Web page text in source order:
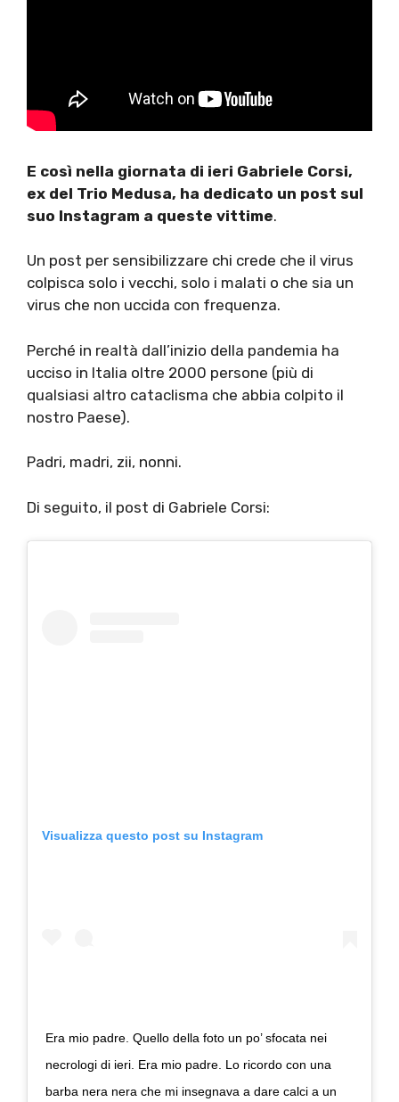
E così nella giornata di ieri Gabriele Corsi,
ex del Trio Medusa, ha dedicato un post sul
suo Instagram a queste vittime.
Un post per sensibilizzare chi crede che il virus
colpisca solo i vecchi, solo i malati o che sia un
virus che non uccida con frequenza.
Perché in realtà dall’inizio della pandemia ha
ucciso in Italia oltre 2000 persone (più di
qualsiasi altro cataclisma che abbia colpito il
nostro Paese).
Padri, madri, zii, nonni.
Di seguito, il post di Gabriele Corsi:
Visualizza questo post su Instagram
Era mio padre. Quello della foto un po’ sfocata nei
necrologi di ieri. Era mio padre. Lo ricordo con una
barba nera nera che mi insegnava a dare calci a un